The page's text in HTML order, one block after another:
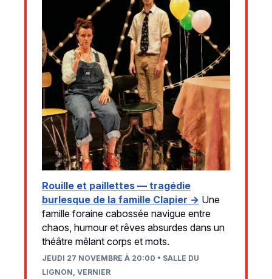
Rouille et paillettes — tragédie
burlesque de la famille Clapier → Une
famille foraine cabossée navigue entre
chaos, humour et rêves absurdes dans un
théâtre mêlant corps et mots.
JEUDI 27 NOVEMBRE À 20:00 • SALLE DU
LIGNON, VERNIER